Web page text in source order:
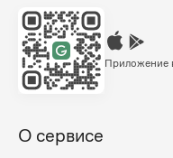
Приложение
О сервисе